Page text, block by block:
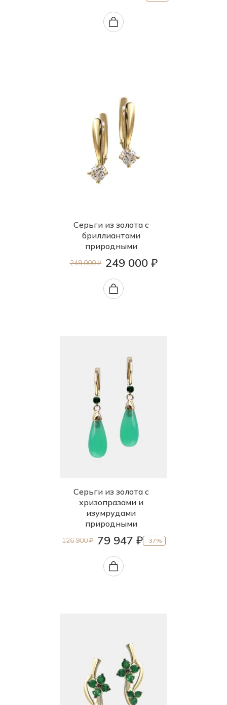
Серьги из золота с
бриллиантами
природными
249 000 ₽ 249 000 ₽
Серьги из золота с
хризопразами и
изумрудами
природными
126 900 ₽ 79 947 ₽ -37%